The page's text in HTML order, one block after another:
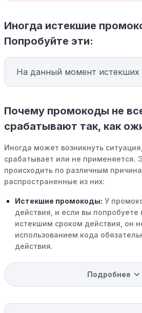
Иногда истекшие
Попробуйте эти:
На данный момент истекших
Почему промокоды не
срабатывают так, как
Иногда может возникнуть
срабатывает или не применяется.
происходить по различным
распространенные из них:
Истекшие промокоды: У
действия, и если вы попробуете
истекшим сроком действия, он
использованием кода
действия.
Уже со скидкой:В некоторых
вас товар может быть уже со
магазины предлагают скидки и
Подробнее